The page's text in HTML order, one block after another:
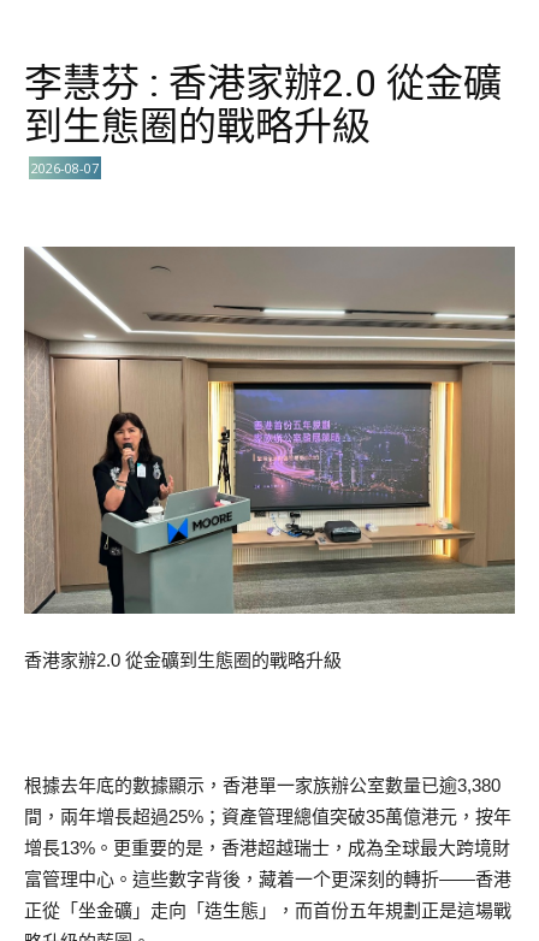
李慧芬 : 香港家辦2.0 從金礦
到生態圈的戰略升級
2026-08-07
香港家辦2.0 從金礦到生態圈的戰略升級
根據去年底的數據顯示，香港單一家族辦公室數量已逾3,380
間，兩年增長超過25%；資產管理總值突破35萬億港元，按年
增長13%。更重要的是，香港超越瑞士，成為全球最大跨境財
富管理中心。這些數字背後，藏着一个更深刻的轉折——香港
正從「坐金礦」走向「造生態」，而首份五年規劃正是這場戰